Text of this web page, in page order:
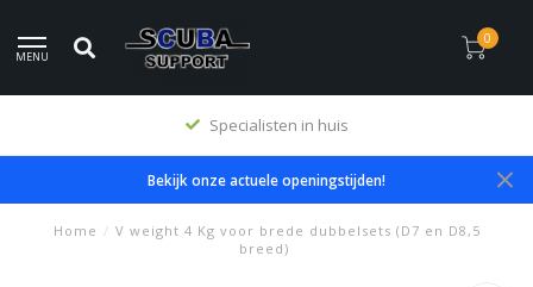
MENU
0
Specialisten in huis
Bekijk onze actuele openingstijden!
Home / V weight 4 Kg voor brede dubbelsets (D7 en D8,5
breed)